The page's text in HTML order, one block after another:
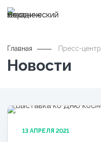
Главная Пресс-центр
Новости
13 АПРЕЛЯ 2021